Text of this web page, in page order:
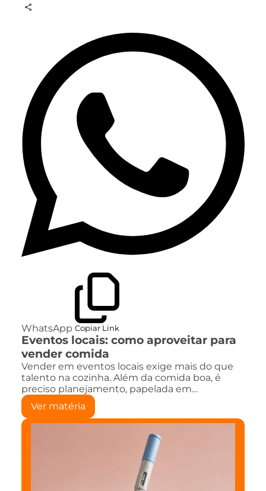
WhatsApp Copiar Link
Eventos locais: como aproveitar para
vender comida
Vender em eventos locais exige mais do que
talento na cozinha. Além da comida boa, é
preciso planejamento, papelada em…
Ver matéria